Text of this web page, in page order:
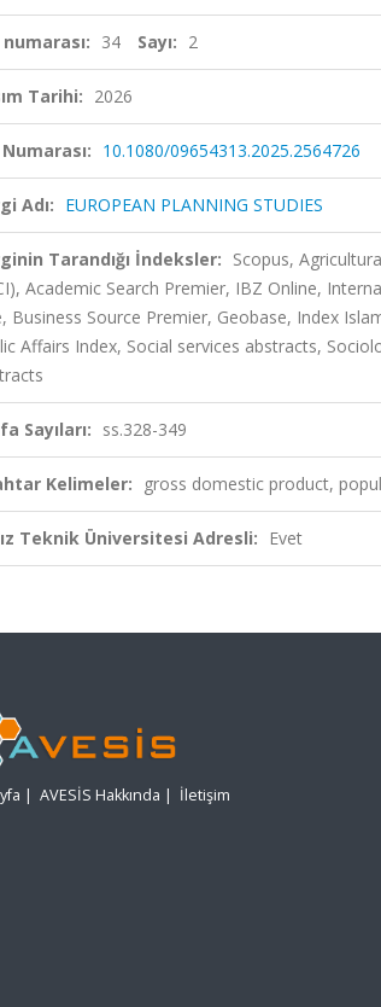
34 Sayı: 2
Tarihi: 2026
10.1080/09654313.2025.2564726
Adı: EUROPEAN PLANNING STUDIES
Tarandığı İndeksler: Scopus,
Academic Search Premier, IBZ Online,
Business Source Premier, Geobase, Index
Affairs Index, Social services abstracts,
Sayıları: ss.328-349
Kelimeler: gross domestic product,
Teknik Üniversitesi Adresli: Evet
| AVESİS Hakkında | İletişim